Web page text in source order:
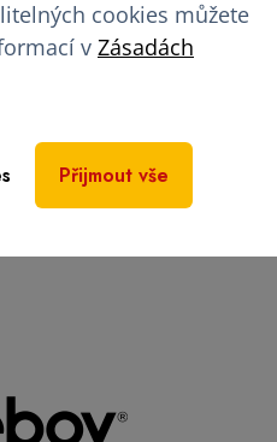
cookies můžete
v Zásadách
Přijmout vše